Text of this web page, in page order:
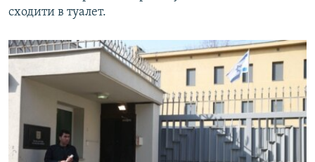
сходити в туалет.